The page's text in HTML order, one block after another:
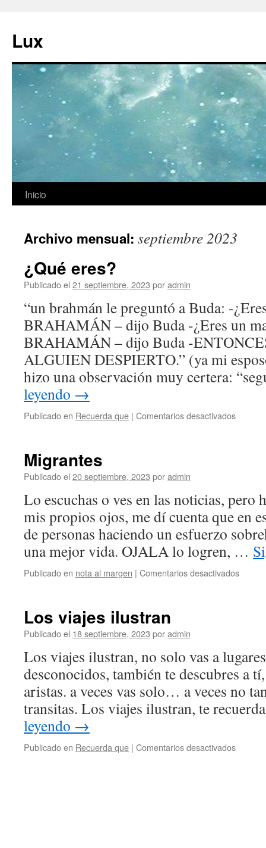
contenido
Lux
Inicio
Archivo mensual: septiembre 2023
¿Qué eres?
Publicado el 21 septiembre, 2023 poradmin
“un brahmán le preguntó a Buda: -
BRAHAMÁN – dijo Buda -¿Eres un
BRAHAMÁN – dijo Buda -
ALGUIEN DESPIERTO.” (ya mi
hizo una observación muy certera:
leyendo →
Publicado en Recuerda que | Comentarios desactivadosen
Migrantes
Publicado el 20 septiembre, 2023 poradmin
Lo escuchas o ves en las noticias, pero
mis propios ojos, me dí cuenta que en
de personas haciendo un esfuerzo
una mejor vida. OJALA lo logren, …
Publicado en nota al margen | Comentarios desactivadosen
Los viajes ilustran
Publicado el 18 septiembre, 2023 poradmin
Los viajes ilustran, no solo vas a
desconocidos, también te descubres a
aristas. a veces vas solo… a veces no
transitas. Los viajes ilustran, te
leyendo →
Publicado en Recuerda que | Comentarios desactivadosen